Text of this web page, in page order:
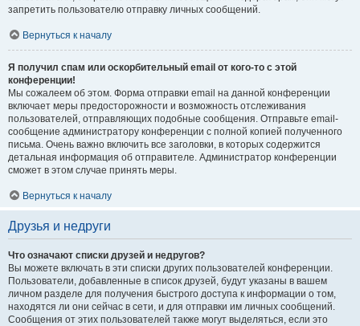
запретить пользователю отправку личных сообщений.
Вернуться к началу
Я получил спам или оскорбительный email от кого-то с этой
конференции!
Мы сожалеем об этом. Форма отправки email на данной конференции
включает меры предосторожности и возможность отслеживания
пользователей, отправляющих подобные сообщения. Отправьте email-
сообщение администратору конференции с полной копией полученного
письма. Очень важно включить все заголовки, в которых содержится
детальная информация об отправителе. Администратор конференции
сможет в этом случае принять меры.
Вернуться к началу
Друзья и недруги
Что означают списки друзей и недругов?
Вы можете включать в эти списки других пользователей конференции.
Пользователи, добавленные в список друзей, будут указаны в вашем
личном разделе для получения быстрого доступа к информации о том,
находятся ли они сейчас в сети, и для отправки им личных сообщений.
Сообщения от этих пользователей также могут выделяться, если это